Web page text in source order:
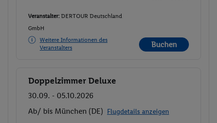
Veranstalter: DERTOUR Deutschland
GmbH
Weitere Informationen des
Veranstalters
Buchen
Buchen
Doppelzimmer Deluxe
30.09. - 05.10.2026
Ab/ bis München (DE) Flugdetails anzeigen